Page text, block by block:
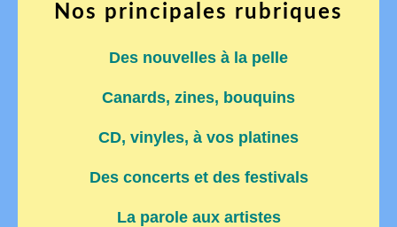
Nos principales rubriques
Des nouvelles à la pelle
Canards, zines, bouquins
CD, vinyles, à vos platines
Des concerts et des festivals
La parole aux artistes